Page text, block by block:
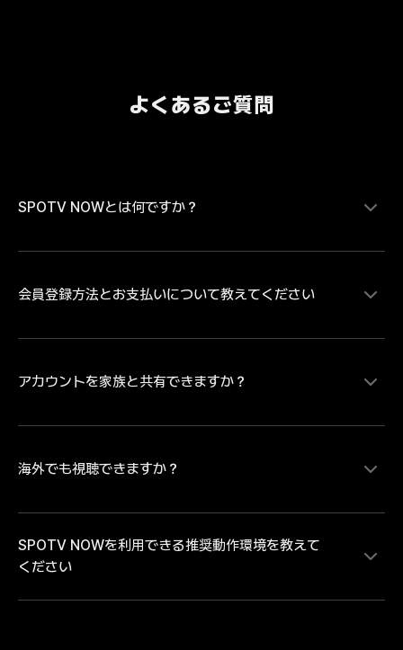
よくあるご質問
SPOTV NOWとは何ですか？
MLB、サウジ・プロフェッショナルリーグの試合をラ
平ら日本を代表するプレイヤーの試合を中心にレギュラ
配信。MLB日本人選手ダイジェスト映像や試合ハイラ
録をしていただければどなたでも無料で視聴いただけま
登録後に有料会員への登録が必要となります。
会員登録方法とお支払いについて教えてください
SPOTV NOWの有料コンテンツをご視聴いただく場
お支払い方法のご登録にあたり Android端末のアプリか
play決済」 iOS端末のアプリからお支払い方法をご登録
のため、「クレジット/デビットカード、モバイルキャ
パス」の購入をご希望の場合は、SPOTV NOWのWEB
ページからお手続きを進めてください。※ご登録完了後
は、ご登録のメールアドレスとパスワードにてログイン
アカウントを家族と共有できますか？
各アカウントには、1人のユーザーのみがアクセスでき
と、自動的にログアウトされます。
海外でも視聴できますか？
SPOTV NOWは日本向けのサービスです。海外ではご
利用いただけません。中継権と著作権の範囲外にある海
外では、接続を遮断しております。海外中継者の権利を
SPOTV NOWを利用できる推奨動作環境を教えて
ください